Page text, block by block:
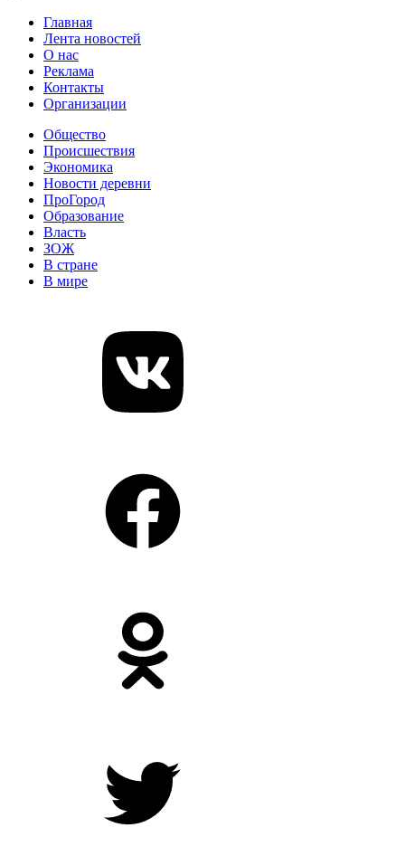
Главная
Лента новостей
О нас
Реклама
Контакты
Организации
Общество
Происшествия
Экономика
Новости деревни
ПроГород
Образование
Власть
ЗОЖ
В стране
В мире